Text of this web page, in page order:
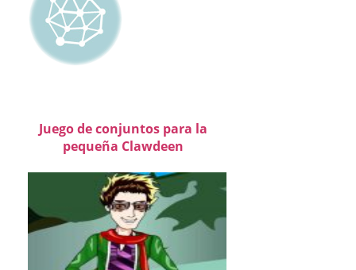
Juego de conjuntos para la
pequeña Clawdeen